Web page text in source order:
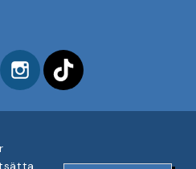
YouTubeInstagram